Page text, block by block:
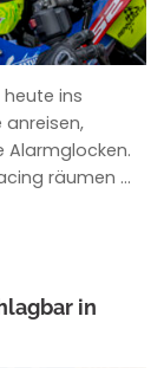
heute ins
anreisen,
Alarmglocken.
räumen …
in